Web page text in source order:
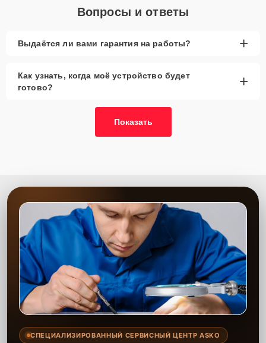
Вопросы и ответы
Выдаётся ли вами гарантия на работы? +
Как узнать, когда моё устройство будет
готово?
+
Показать
СПЕЦИАЛИЗИРОВАННЫЙ СЕРВИСНЫЙ ЦЕНТР ASKO